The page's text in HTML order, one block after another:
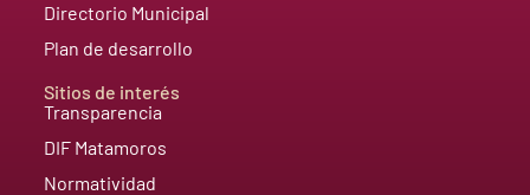
Directorio Municipal
Plan de desarrollo
Sitios de interés
Transparencia
DIF Matamoros
Normatividad